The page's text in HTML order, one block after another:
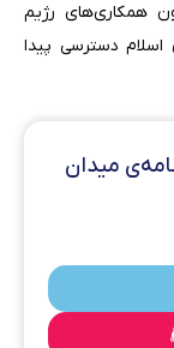
همکاری‌های رژیم
دسترسی پیدا
میدان